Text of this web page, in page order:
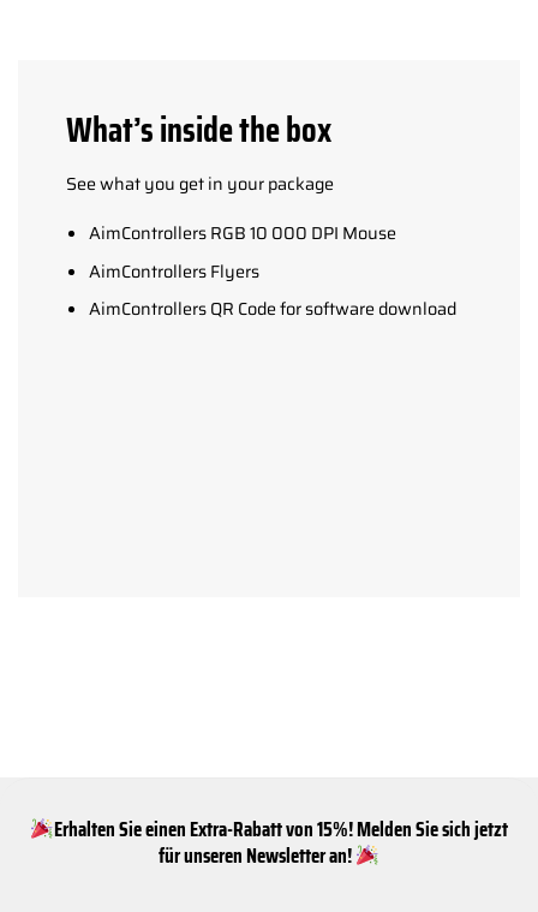
What’s inside the box
See what you get in your package
AimControllers RGB 10 000 DPI Mouse
AimControllers Flyers
AimControllers QR Code for software download
Erhalten Sie einen Extra-Rabatt von 15%! Melden Sie sich jetzt
für unseren Newsletter an!